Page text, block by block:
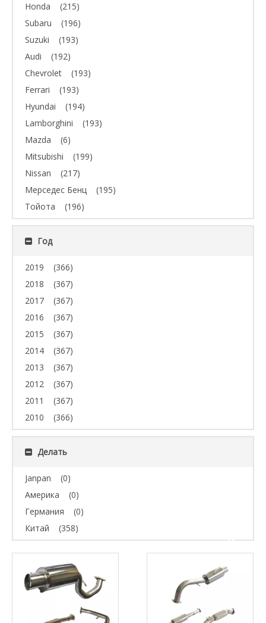
Honda
(215)
Subaru
(196)
Suzuki
(193)
Audi
(192)
Chevrolet
(193)
Ferrari
(193)
Hyundai
(194)
Lamborghini
(193)
Mazda
(6)
Mitsubishi
(199)
Nissan
(217)
Мерседес Бенц
(195)
Тойота
(196)
Год
2019
(366)
2018
(367)
2017
(367)
2016
(367)
2015
(367)
2014
(367)
2013
(367)
2012
(367)
2011
(367)
2010
(366)
Делать
Janpan
(0)
Америка
(0)
Германия
(0)
Китай
(358)